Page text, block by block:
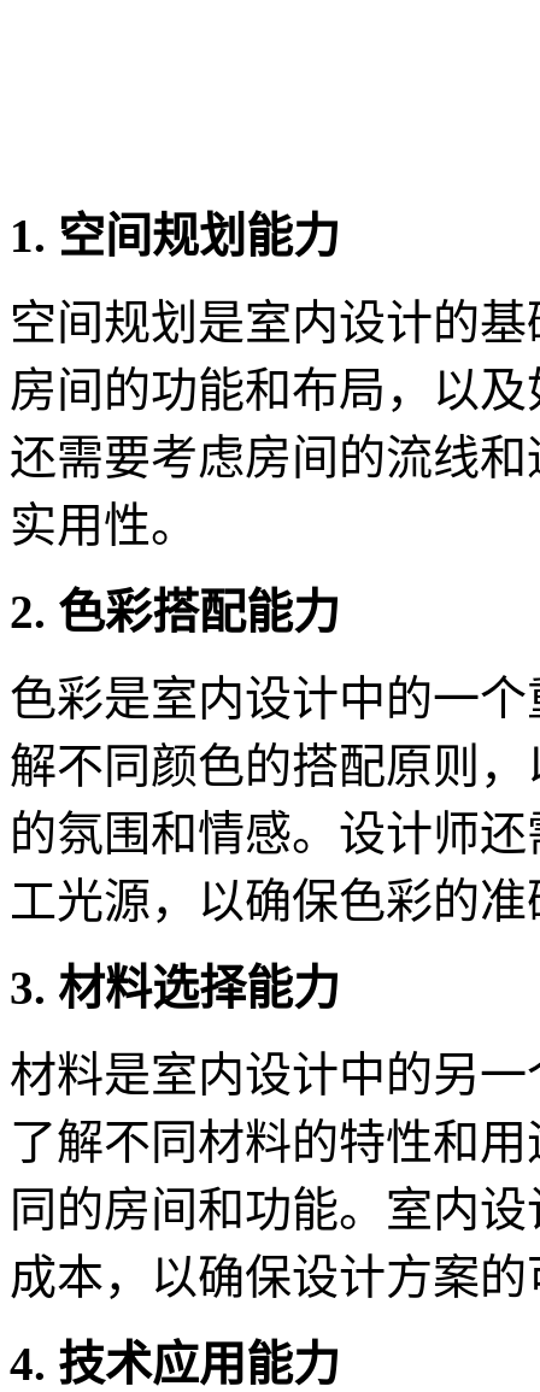
1. 空间规划能力
空间规划是室内设计的
房间的功能和布局，以
还需要考虑房间的流线
实用性。
2. 色彩搭配能力
色彩是室内设计中的一
解不同颜色的搭配原则
的氛围和情感。设计师
工光源，以确保色彩的
3. 材料选择能力
材料是室内设计中的另
了解不同材料的特性和
同的房间和功能。室内
成本，以确保设计方案
4. 技术应用能力